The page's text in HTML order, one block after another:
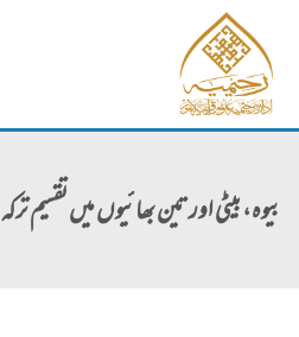
بیوہ، بیٹی اور تین بھائیوں میں تقسیم ترکہ